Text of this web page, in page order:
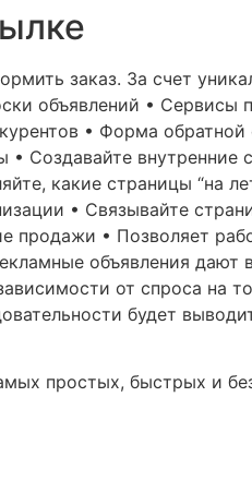
заказ. За счет
объявлений • Сервисы
• Форма обратной
Создавайте внутренние
какие страницы “на
• Связывайте
• Позволяет
объявления дают
от спроса на
будет
простых, быстрых и